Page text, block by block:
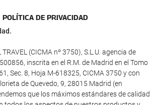
POLÍTICA DE PRIVACIDAD
TRAVEL (CICMA nº 3750), S.L.U. agencia de
inscrita en el R.M. de Madrid en el Tomo
Sec. 8, Hoja M-618325, CICMA 3750 y con
de Quevedo, 9, 28015 Madrid (en
que los máximos estándares de calidad